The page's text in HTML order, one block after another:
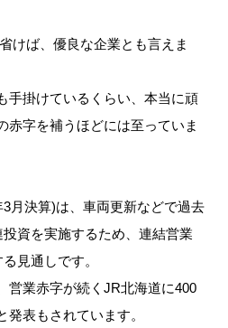
けば、優良な企業とも言えま
手掛けているくらい、本当に頑
赤字を補うほどには至っていま
3月決算)は、車両更新などで過去
資を実施するため、連結営業
見通しです。
営業赤字が続くJR北海道に400
表もされています。